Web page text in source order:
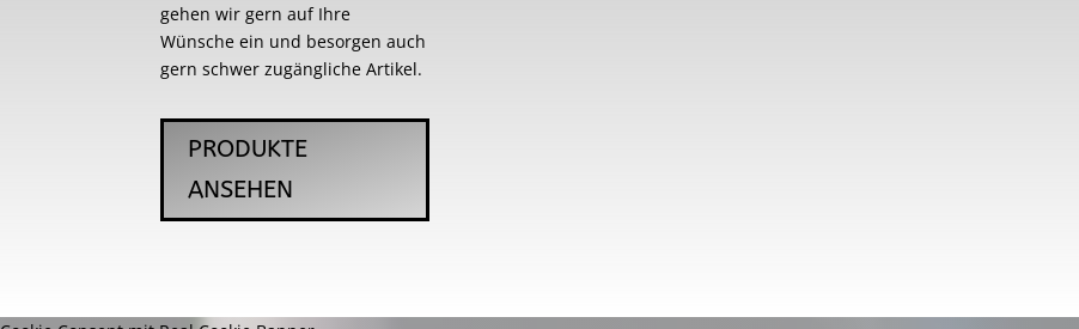
gehen wir gern auf Ihre
Wünsche ein und besorgen auch
gern schwer zugängliche Artikel.
PRODUKTE
ANSEHEN